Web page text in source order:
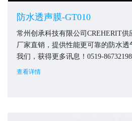
防水透声膜-GT010
常州创承科技有限公司CREHERIT供
厂家直销，提供性能更可靠的防水
我们，获得更多讯息！0519-86732198
查看详情